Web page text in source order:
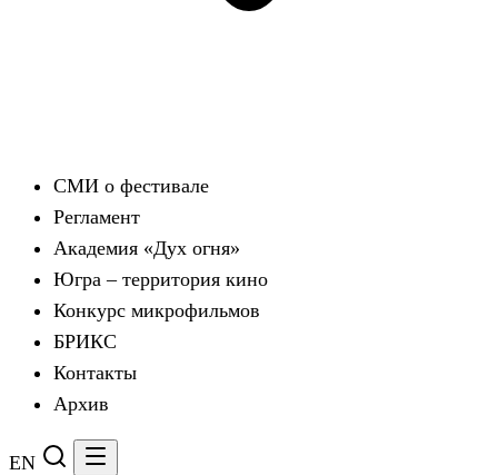
СМИ о фестивале
Регламент
Академия «Дух огня»
Югра – территория кино
Конкурс микрофильмов
БРИКС
Контакты
Архив
EN